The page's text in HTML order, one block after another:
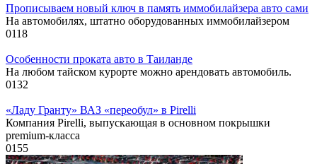
Прописываем новый ключ в память иммобилайзера авто сами
На автомобилях, штатно оборудованных иммобилайзером
0118
Особенности проката авто в Таиланде
На любом тайском курорте можно арендовать автомобиль.
0132
«Ладу Гранту» ВАЗ «переобул» в Pirelli
Компания Pirelli, выпускающая в основном покрышки
premium-класса
0155